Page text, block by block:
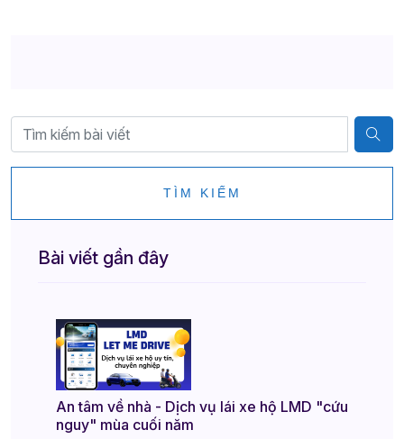
TÌM KIẾM
Bài viết gần đây
An tâm về nhà - Dịch vụ lái xe hộ LMD "cứu
nguy" mùa cuối năm